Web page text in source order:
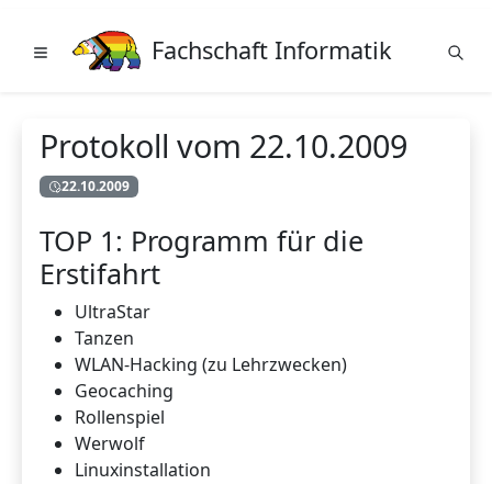
Fachschaft Informatik
Protokoll vom 22.10.2009
22.10.2009
TOP 1: Programm für die
Erstifahrt
UltraStar
Tanzen
WLAN-Hacking (zu Lehrzwecken)
Geocaching
Rollenspiel
Werwolf
Linuxinstallation